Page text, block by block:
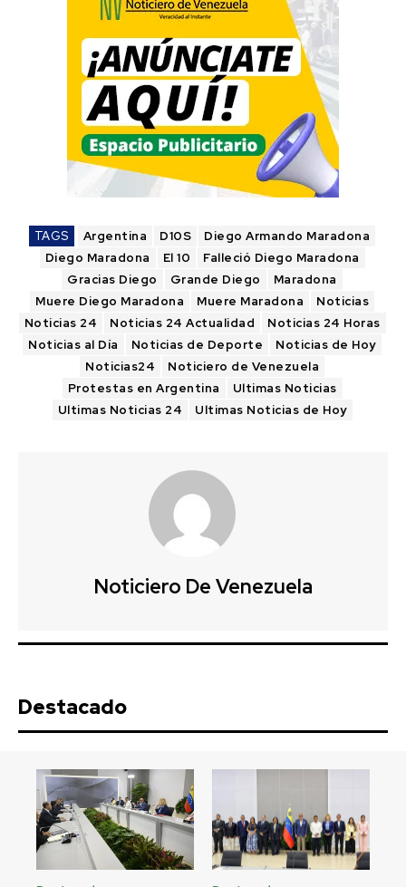
TAGS Argentina D10S
Diego Armando Maradona
Diego Maradona
El 10
Falleció Diego Maradona
Gracias Diego
Grande Diego
Maradona
Muere Diego Maradona
Muere Maradona
Noticias
Noticias 24
Noticias 24 Actualidad
Noticias 24 Horas
Noticias al Día
Noticias de Deporte
Noticias de Hoy
Noticias24
Noticiero de Venezuela
Protestas en Argentina
Ultimas Noticias
Ultimas Noticias 24
Ultimas Noticias de Hoy
Noticiero De Venezuela
Destacado